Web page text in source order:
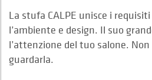
La stufa CALPE unisce i
l’ambiente e design. Il suo
l’attenzione del tuo salone.
guardarla.